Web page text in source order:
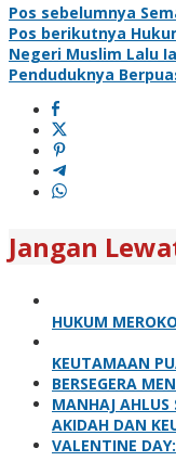
Pos sebelumnya
Pos berikutnya
Negeri Muslim Lalu
Penduduknya
Jangan
HUKUM
KEUTAMAAN
BERSEGERA
MANHAJ
AKIDAH DAN
VALENTINE